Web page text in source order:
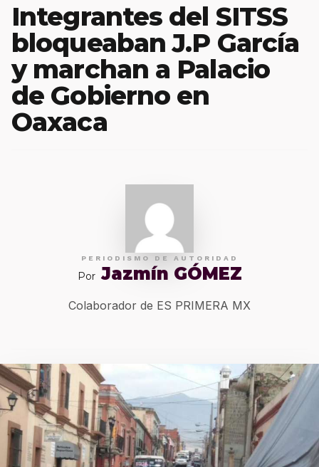
Integrantes del SITSS
bloqueaban J.P García
y marchan a Palacio
de Gobierno en
Oaxaca
PERIODISMO DE AUTORIDAD
Por Jazmín GÓMEZ
Colaborador de ES PRIMERA MX